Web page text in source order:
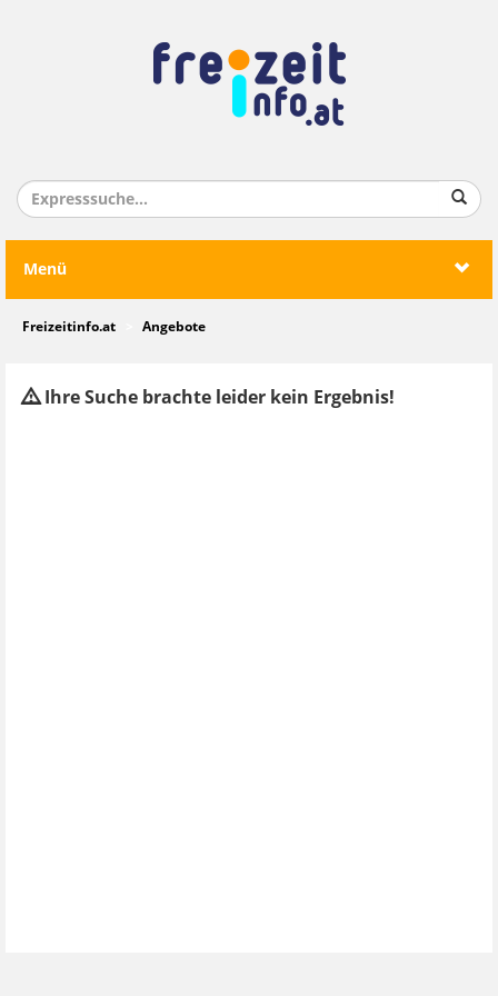
Menü
Freizeitinfo.at Angebote
Ihre Suche brachte leider kein Ergebnis!